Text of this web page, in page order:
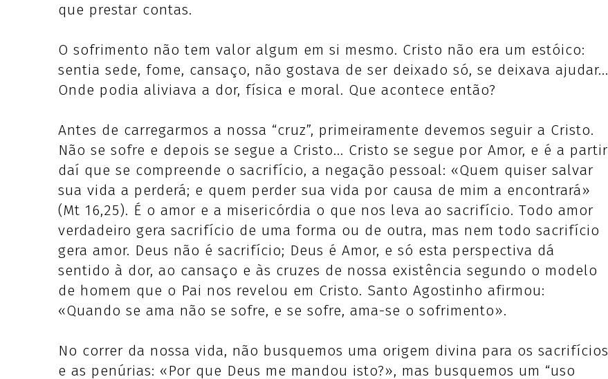
que prestar contas.
O sofrimento não tem valor algum em si mesmo. Cristo não era um estóico:
sentia sede, fome, cansaço, não gostava de ser deixado só, se deixava ajudar...
Onde podia aliviava a dor, física e moral. Que acontece então?
Antes de carregarmos a nossa “cruz”, primeiramente devemos seguir a Cristo.
Não se sofre e depois se segue a Cristo... Cristo se segue por Amor, e é a partir
daí que se compreende o sacrifício, a negação pessoal: «Quem quiser salvar
sua vida a perderá; e quem perder sua vida por causa de mim a encontrará»
(Mt 16,25). É o amor e a misericórdia o que nos leva ao sacrifício. Todo amor
verdadeiro gera sacrifício de uma forma ou de outra, mas nem todo sacrifício
gera amor. Deus não é sacrifício; Deus é Amor, e só esta perspectiva dá
sentido à dor, ao cansaço e às cruzes de nossa existência segundo o modelo
de homem que o Pai nos revelou em Cristo. Santo Agostinho afirmou:
«Quando se ama não se sofre, e se sofre, ama-se o sofrimento».
No correr da nossa vida, não busquemos uma origem divina para os sacrifícios
e as penúrias: «Por que Deus me mandou isto?», mas busquemos um “uso